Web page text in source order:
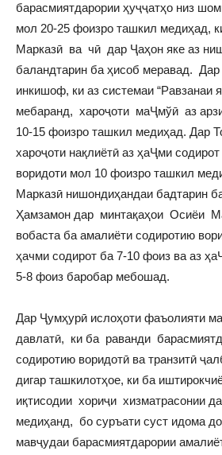
барасмиятдарории ҳуҷҷатҳо низ
мол 20-25 фоизро ташкил медиҳад,
Марказӣ ва чӣ дар Ҷаҳон яке аз
баландтарин ба ҳисоб меравад.
инкишоф, ки аз системаи “Равзанаи
мебаранд, хароҷоти маҶмўӣ аз
10-15 фоизро ташкил медиҳад. Дар
хароҷоти нақлиётӣ аз ҳаҶми
воридоти мол 10 фоизро ташкил
Марказӣ нишондиҳандаи бадтарин
Ҳамзамон дар минтақаҳои Осиёи
вобаста ба амалиёти содиротию
ҳачми содирот ба 7-10 фоиз ва аз
5-8 фоиз баробар мебошад.
Дар Ҷумҳурӣ ислоҳоти фаъолияти
давлатӣ, ки ба раванди
содиротию воридотӣ ва транзитӣ
дигар ташкилотҳое, ки ба
иқтисодии хориҷи хизматрасонии
медиҳанд, бо суръати суст идома
мавҷудаи барасмиятдарории